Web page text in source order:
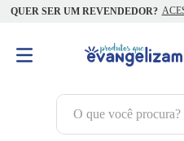
QUER SER UM REVENDEDOR?
O que você procura?